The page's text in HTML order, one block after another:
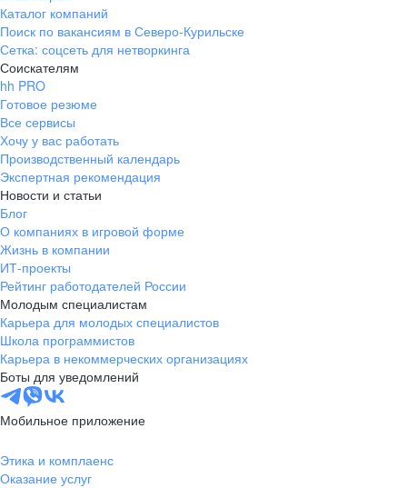
Каталог компаний
Поиск по вакансиям в Северо-Курильске
Сетка: соцсеть для нетворкинга
Соискателям
hh PRO
Готовое резюме
Все сервисы
Хочу у вас работать
Производственный календарь
Экспертная рекомендация
Новости и статьи
Блог
О компаниях в игровой форме
Жизнь в компании
ИТ-проекты
Рейтинг работодателей России
Молодым специалистам
Карьера для молодых специалистов
Школа программистов
Карьера в некоммерческих организациях
Боты для уведомлений
Мобильное приложение
Этика и комплаенс
Оказание услуг